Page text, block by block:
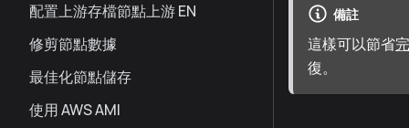
配置上游存檔節點上游 EN
修剪節點數據
最佳化節點儲存
使用 AWS AMI
備註
這樣可以節省
復。